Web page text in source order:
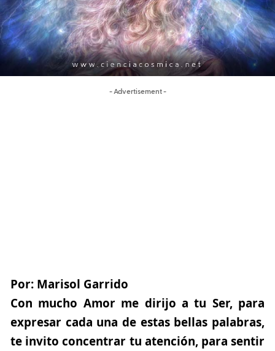
- Advertisement -
Por: Marisol Garrido
Con mucho Amor me dirijo a tu Ser, para
expresar cada una de estas bellas palabras,
te invito concentrar tu atención, para sentir